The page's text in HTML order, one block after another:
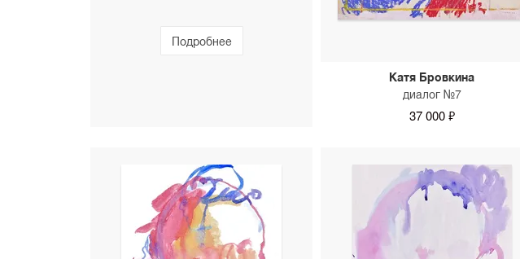
Подробнее
Катя Бровкина
диалог №7
37 000 ₽